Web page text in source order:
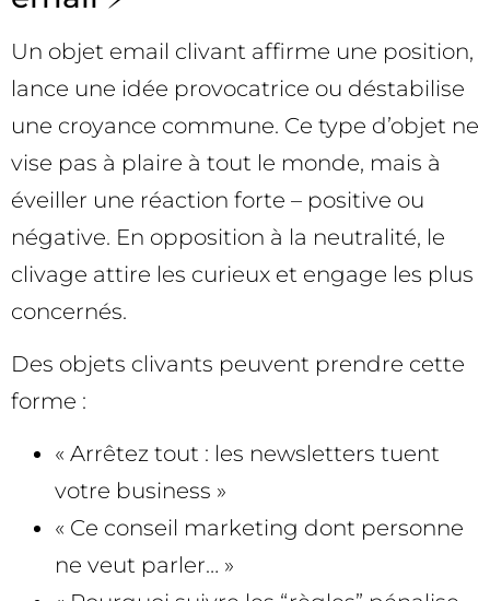
Un objet email clivant affirme une position,
lance une idée provocatrice ou déstabilise
une croyance commune. Ce type d’objet ne
vise pas à plaire à tout le monde, mais à
éveiller une réaction forte – positive ou
négative. En opposition à la neutralité, le
clivage attire les curieux et engage les plus
concernés.
Des objets clivants peuvent prendre cette
forme :
« Arrêtez tout : les newsletters tuent
votre business »
« Ce conseil marketing dont personne
ne veut parler… »